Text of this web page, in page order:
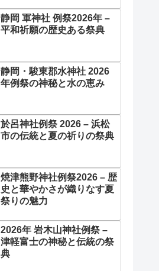
静岡 軍神社 例祭2026年 –
平和祈願の歴史ある祭典
静岡・駿東郡水神社 2026
年例祭の神秘と水の恵み
於呂神社例祭 2026 – 浜松
市の伝統と夏の祈りの祭典
焼津熊野神社例祭2026 – 歴
史と華やかさが織りなす夏
祭りの魅力
2026年 岩木山神社例祭 –
津軽富士の神秘と伝統の祭
典